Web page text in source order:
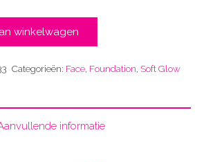
winkelwagen
Categorieën: Face, Foundation, Soft Glow
informatie